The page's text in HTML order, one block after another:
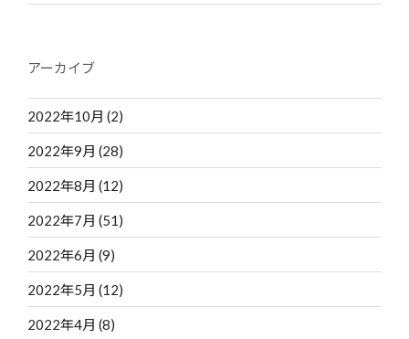
アーカイブ
2022年10月 (2)
2022年9月 (28)
2022年8月 (12)
2022年7月 (51)
2022年6月 (9)
2022年5月 (12)
2022年4月 (8)